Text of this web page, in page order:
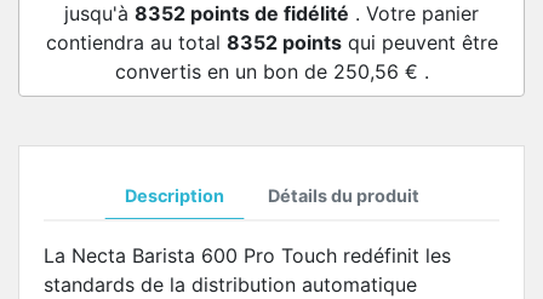
jusqu'à 8352 points de fidélité . Votre panier
contiendra au total 8352pointsqui peuvent être
convertis en un bon de 250,56 € .
Description Détails du produit
La Necta Barista 600 Pro Touch redéfinit les
standards de la distribution automatique